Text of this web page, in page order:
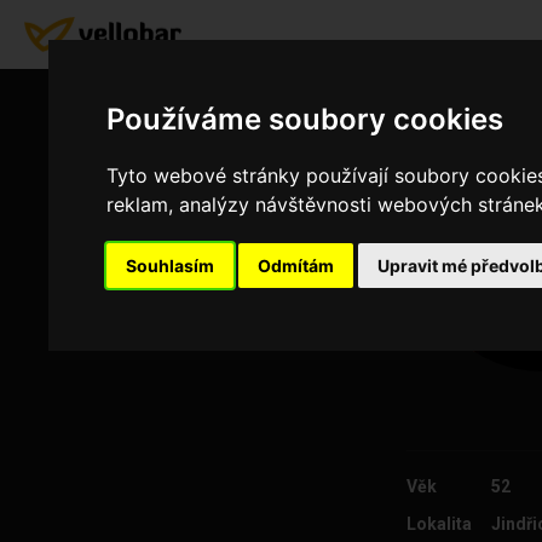
Používáme soubory cookies
Tyto webové stránky používají soubory
reklam, analýzy návštěvnosti webových
Souhlasím Odmítám Upravit mé
Věk
52
Lokalita